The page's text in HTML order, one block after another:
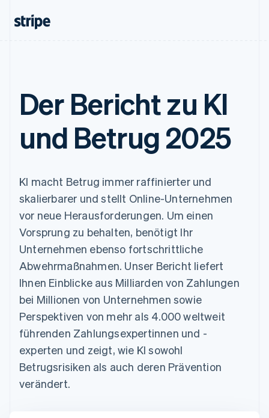
Der Bericht zu KI
und Betrug 2025
KI macht Betrug immer raffinierter und
skalierbarer und stellt Online-Unternehmen
vor neue Herausforderungen. Um einen
Vorsprung zu behalten, benötigt Ihr
Unternehmen ebenso fortschrittliche
Abwehrmaßnahmen. Unser Bericht liefert
Ihnen Einblicke aus Milliarden von Zahlungen
bei Millionen von Unternehmen sowie
Perspektiven von mehr als 4.000 weltweit
führenden Zahlungsexpertinnen und -
experten und zeigt, wie KI sowohl
Betrugsrisiken als auch deren Prävention
verändert.